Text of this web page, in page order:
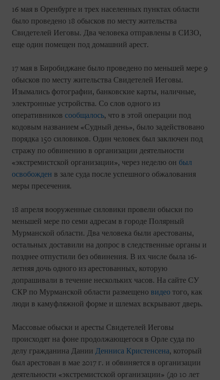
16 мая в Оренбурге и трех населенных пунктах области
было проведено 18 обысков по месту жительства
Свидетелей Иеговы. Два человека отправлены в СИЗО,
еще один помещен под домашний арест.
17 мая в Биробиджане было проведено по меньшей мере 9
обысков по месту жительства Свидетелей Иеговы.
Изымались фотографии, банковские карты, наличные,
электронные устройства. Со слов одного из
оперативников сообщалось, что в этой операции под
кодовым названием «Судный день», было задействовано
порядка 150 силовиков. Один человек был заключен под
стражу по обвинению в организации деятельности
«экстремистской организации», через неделю он был
освобожден в зале суда после успешного обжалования
меры пресечения.
18 апреля вооруженные силовики провели обыски по
меньшей мере по семи адресам в городе Полярный
Мурманской области. Два человека были арестованы,
остальных доставили на допрос в следственные органы и
позднее отпустили без обвинения. В их числе была 16-
летняя дочь одного из арестованных, которую
допрашивали в течение нескольких часов. На сайте СУ
СКР по Мурманской области размещено видео того, как
люди в камуфляжной форме и шлемах вскрывают дверь.
Массовые обыски и аресты Свидетелей Иеговы
происходят на фоне продолжающегося в Орле суда по
делу гражданина Дании Денниса Кристенсена, который
был арестован в мае 2017 г. и обвиняется в организации
деятельности «экстремистской организации» (до 10 лет